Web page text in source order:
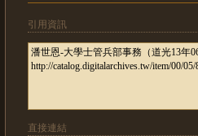
引用資訊
直接連結